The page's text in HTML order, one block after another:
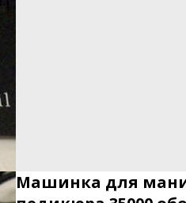
Машинка для